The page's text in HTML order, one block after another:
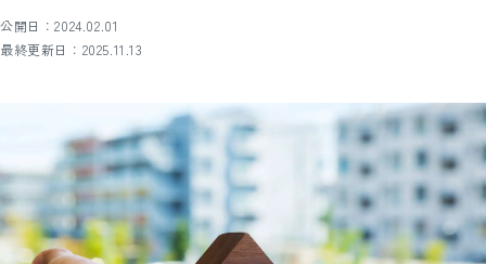
公開日：2024.02.01
最終更新日：2025.11.13